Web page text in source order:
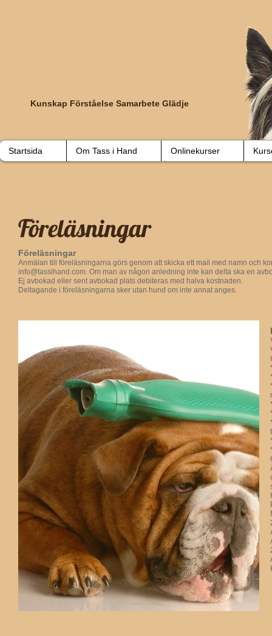
Kunskap Förståelse Samarbete Glädje
Startsida Om Tass i Hand Onlinekurser
Föreläsningar
Föreläsningar
Anmälan till föreläsningarna görs genom att skicka ett mail med namn och
info@tassihand.com. Om man av någon anledning inte kan delta ska en
Ej avbokad eller sent avbokad plats debiteras med halva kostnaden.
Deltagande i föreläsningarna sker utan hund om inte annat anges.